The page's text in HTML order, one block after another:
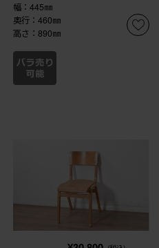
幅：445㎜
奥行：460㎜
高さ：890㎜